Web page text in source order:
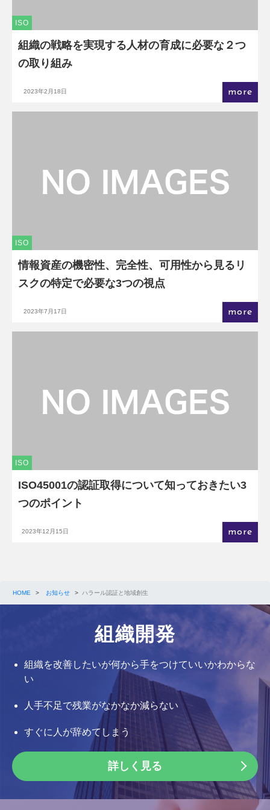
ISO
組織の戦略を実現する人材の育成に必要な２つ
の取り組み
2023年2月18日 more
ISO
情報資産の機密性、完全性、可用性から見るリ
スクの特定で必要な3つの視点
2023年7月17日 more
ISO
ISO45001の認証取得について知っておきたい3
つのポイント
2023年12月15日 more
HOME > お知らせ > ハラール認証と地域創生
組織開発
組織を改善したいが何から手をつけていいかわからな
い
人手不足で残業がなかなか減らない
すぐに人が辞めてしまう
詳しく見る